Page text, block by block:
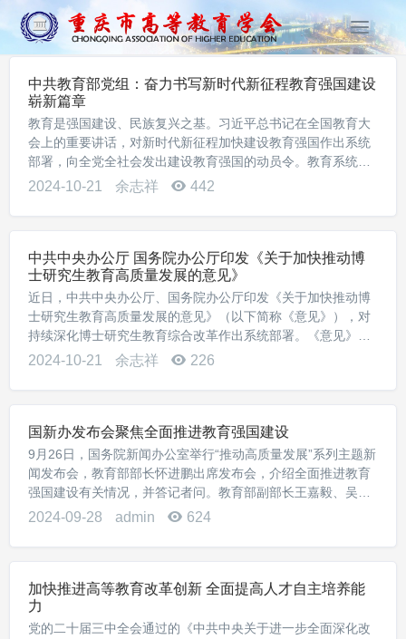
T
o
g
e
n
a
i
g
a
t
i
o
中共教育部党组：奋力书写新时代新征程教育强国建设
崭新篇章
教育是强国建设、民族复兴之基。习近平总书记在全国教育大
会上的重要讲话，对新时代新征程加快建设教育强国作出系统
部署，向全党全社会发出建设教育强国的动员令。教育系统将
坚定不移抓好落实，勇担兴教强教新使命，不断开创工作新局
2024-10-21 余志祥 442
中共中央办公厅 国务院办公厅印发《关于加快推动博
士研究生教育高质量发展的意见》
近日，中共中央办公厅、国务院办公厅印发《关于加快推动博
士研究生教育高质量发展的意见》（以下简称《意见》），对
持续深化博士研究生教育综合改革作出系统部署。《意见》指
出，博士研究生教育是国民教育的最高层次，是国家创新体系
2024-10-21 余志祥 226
国新办发布会聚焦全面推进教育强国建设
9月26日，国务院新闻办公室举行“推动高质量发展”系列主题新
闻发布会，教育部部长怀进鹏出席发布会，介绍全面推进教育
强国建设有关情况，并答记者问。教育部副部长王嘉毅、吴
岩、王光彦出席发布会并答记者问。教育部部长怀进鹏新闻发
2024-09-28 admin 624
加快推进高等教育改革创新 全面提高人才自主培养能
力
党的二十届三中全会通过的《中共中央关于进一步全面深化改